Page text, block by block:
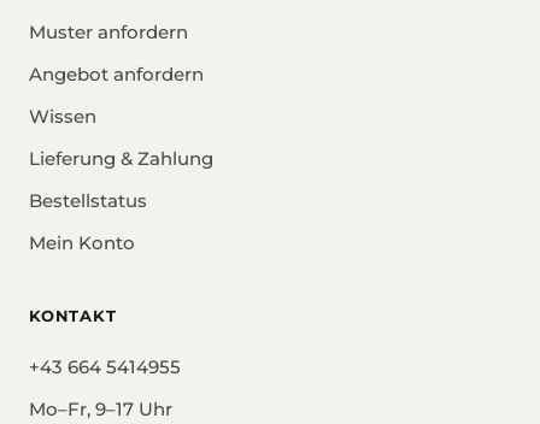
Muster anfordern
Angebot anfordern
Wissen
Lieferung & Zahlung
Bestellstatus
Mein Konto
KONTAKT
+43 664 5414955
Mo–Fr, 9–17 Uhr